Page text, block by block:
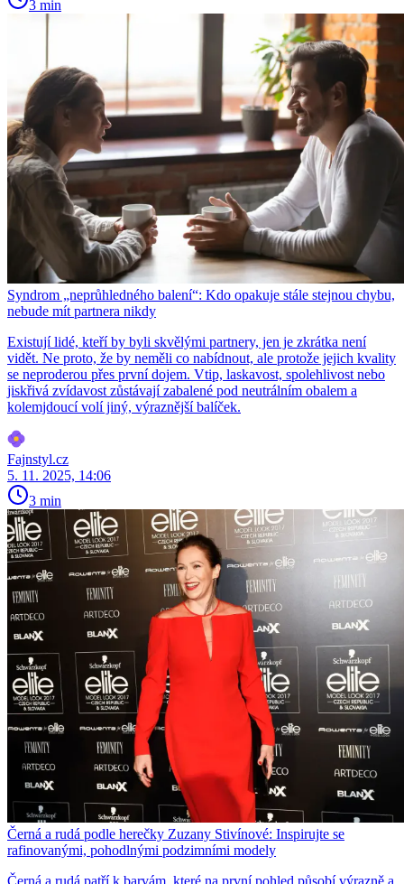
3 min
Syndrom „neprůhledného balení“: Kdo opakuje stále stejnou chybu,
nebude mít partnera nikdy
Existují lidé, kteří by byli skvělými partnery, jen je zkrátka není
vidět. Ne proto, že by neměli co nabídnout, ale protože jejich kvality
se neproderou přes první dojem. Vtip, laskavost, spolehlivost nebo
jiskřivá zvídavost zůstávají zabalené pod neutrálním obalem a
kolemjdoucí volí jiný, výraznější balíček.
Fajnstyl.cz
5. 11. 2025, 14:06
3 min
Černá a rudá podle herečky Zuzany Stivínové: Inspirujte se
rafinovanými, pohodlnými podzimními modely